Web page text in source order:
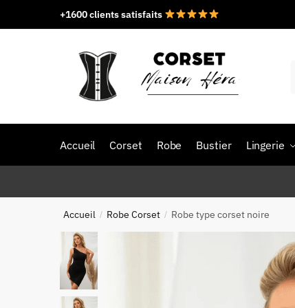
+1600 clients satisfaits
Accueil Corset Robe Bustier Lingerie
Accueil / Robe Corset / Robe type corset noire